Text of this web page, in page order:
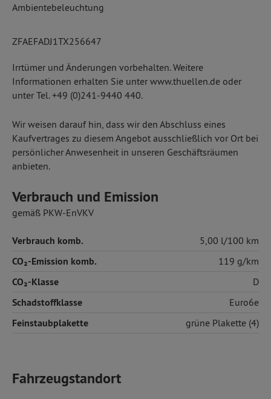
Ambientebeleuchtung
ZFAEFADJ1TX256647
Irrtümer und Änderungen vorbehalten. Weitere
Informationen erhalten Sie unter www.thuellen.de oder
unter Tel. +49 (0)241-9440 440.
Wir weisen darauf hin, dass wir den Abschluss eines
Kaufvertrages zu diesem Angebot ausschließlich vor Ort bei
persönlicher Anwesenheit in unseren Geschäftsräumen
anbieten.
Verbrauch und Emission
gemäß PKW-EnVKV
Verbrauch komb. 5,00 l/100 km
CO₂-Emission komb. 119 g/km
CO₂-Klasse D
Schadstoffklasse Euro6e
Feinstaubplakette grüne Plakette (4)
Fahrzeugstandort